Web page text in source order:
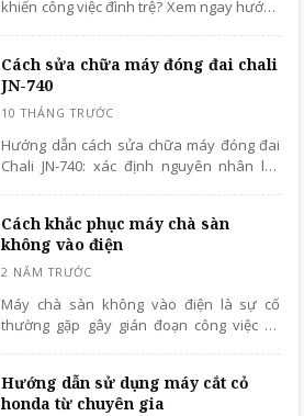
khiến công việc đình trệ? Xem ngay hướng
toàn xưởng.
Cách sửa chữa máy đóng đai chali
JN-740
Hướng dẫn cách sửa chữa máy đóng đai
Chali JN-740: xác định nguyên nhân lỗi,
Cách khắc phục máy chà sàn
không vào điện
Máy chà sàn không vào điện là sự cố
thường gặp gây gián đoạn công việc vệ
tiết, dễ áp dụng.
Hướng dẫn sử dụng máy cắt cỏ
honda từ chuyên gia